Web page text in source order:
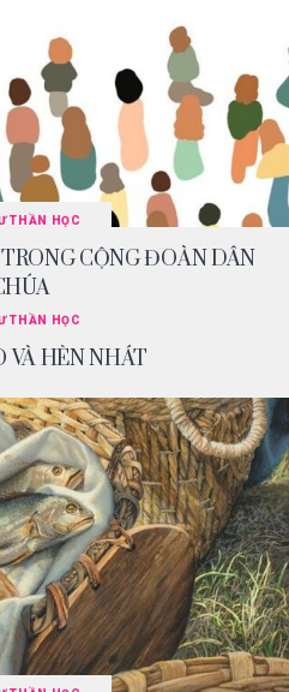
THẦN HỌC
CỘNG ĐOÀN DÂN
THẦN HỌC
VÀ HÈN NHÁT